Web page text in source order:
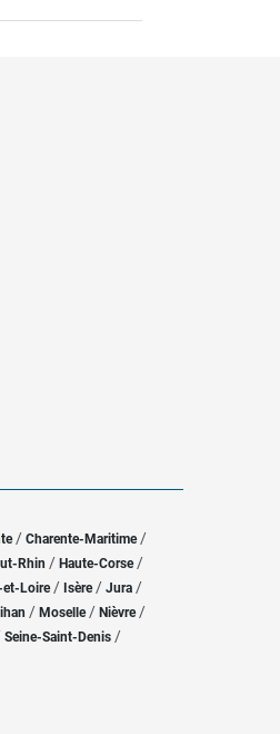
/ Charente-Maritime/
Rhin / Haute-Corse/
et-Loire/ Isère/ Jura /
/ Moselle/ Nièvre /
Seine-Saint-Denis /